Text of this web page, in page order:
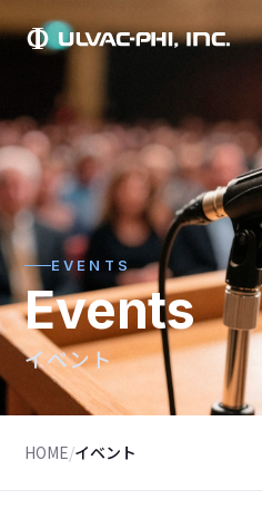
EVENTS
Events
イベント
HOME/イベント